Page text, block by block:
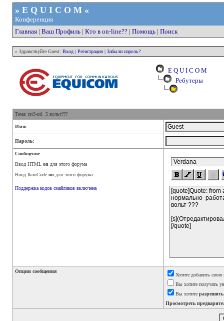
» E Q U I C O M «
Конференция
Главная| Ваш Профиль| Кто в on-line??| Помощь| Поиск
» Здравствуйте Guest: Вход| Регистрация| Забыли пароль?
E Q U I C O M
Ребутеры
Тема: rst3-utl 5 вольт???
Имя:
Пароль:
Сообщение
Ввод HTML on для этого форума
Ввод IkonCode on для этого форума
Поддержка кодов смайликов включена
Опции сообщения
Хотите добавить свою
Вы хотите получать
Вы хотите разрешить
Просмотреть